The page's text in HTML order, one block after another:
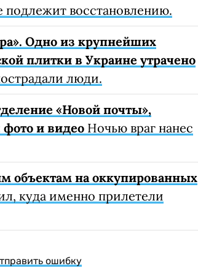
восстановлению.
Одно из крупнейших
плитки в Украине утрачено
люди.
«Новой почты»,
и видео Ночью враг нанес
объектам на оккупированных
куда именно прилетели
ошибку